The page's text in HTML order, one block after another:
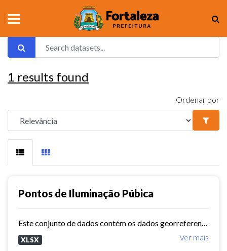
1 results found
Ordenar por
Pontos de Iluminação Púbica
Ver mais
XLSX